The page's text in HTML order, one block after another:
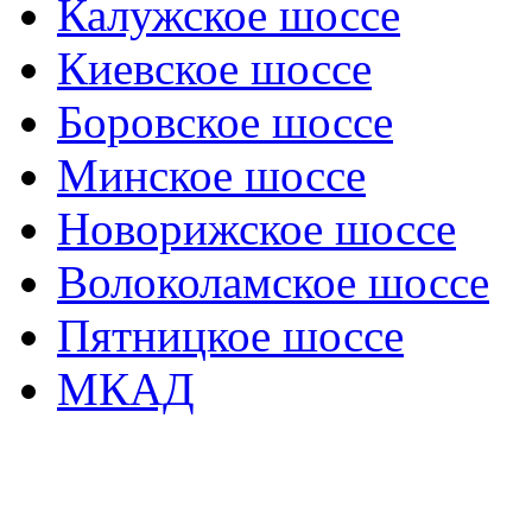
Калужское шоссе
Киевское шоссе
Боровское шоссе
Минское шоссе
Новорижское шоссе
Волоколамское шоссе
Пятницкое шоссе
МКАД